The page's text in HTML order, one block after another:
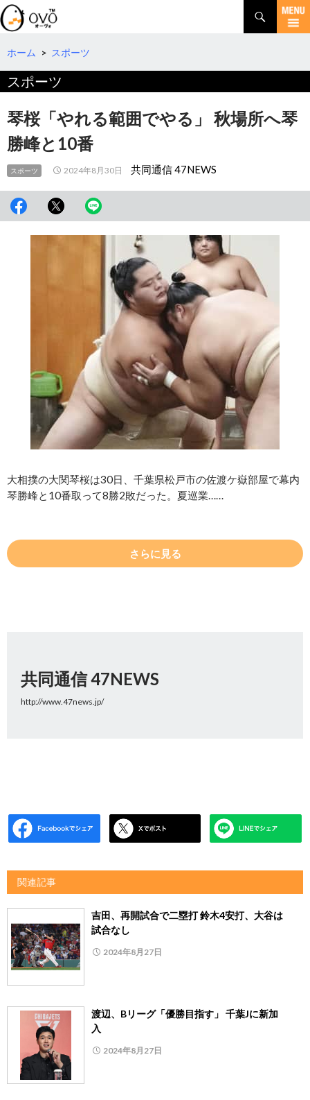
検
索
コ
テ
へ
移
動
ホーム > スポーツ
スポーツ
琴桜「やれる範囲でやる」 秋場所へ琴
勝峰と10番
スポーツ 2024年8月30日 共同通信 47NEWS
大相撲の大関琴桜は30日、千葉県松戸市の佐渡ケ嶽部屋で幕内
琴勝峰と10番取って8勝2敗だった。夏巡業……
さらに見る
共同通信 47NEWS
http://www.47news.jp/
関連記事
吉田、再開試合で二塁打 鈴木4安打、大谷は
試合なし
2024年8月27日
渡辺、Bリーグ「優勝目指す」 千葉Jに新加
入
2024年8月27日